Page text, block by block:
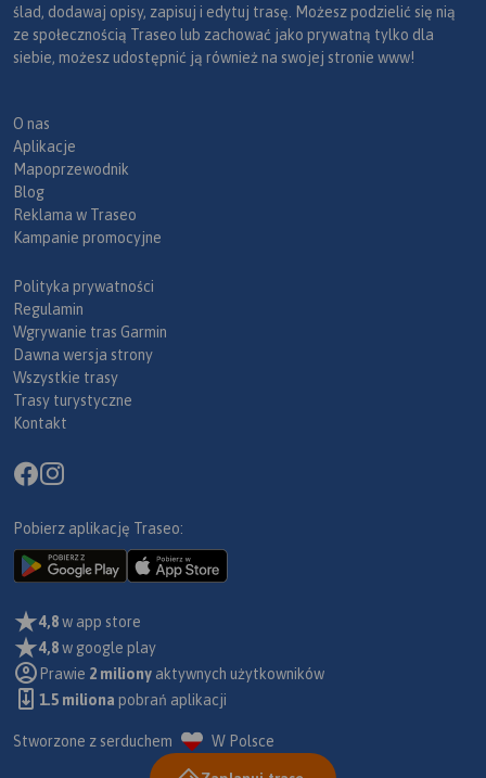
ślad, dodawaj opisy, zapisuj i edytuj trasę. Możesz podzielić się nią
ze społecznością Traseo lub zachować jako prywatną tylko dla
siebie, możesz udostępnić ją również na swojej stronie www!
O nas
Aplikacje
Mapoprzewodnik
Blog
Reklama w Traseo
Kampanie promocyjne
Polityka prywatności
Regulamin
Wgrywanie tras Garmin
Dawna wersja strony
Wszystkie trasy
Trasy turystyczne
Kontakt
Pobierz aplikację Traseo:
4,8w app store
4,8w google play
Prawie 2 miliony aktywnych użytkowników
1.5 miliona pobrań aplikacji
Stworzone z serduchem W Polsce